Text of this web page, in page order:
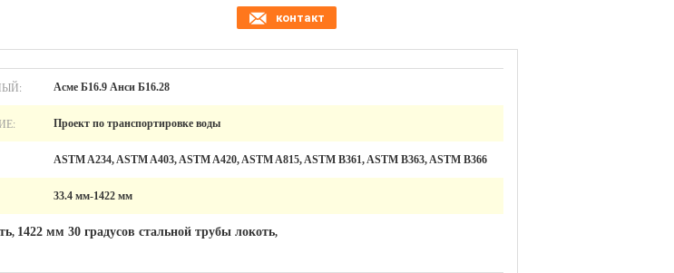
контакт
Асме Б16.9 Анси Б16.28
Проект по транспортировке воды
ASTM A234, ASTM A403, ASTM A420, ASTM A815, ASTM B361, ASTM B363, ASTM B366
33.4 мм-1422 мм
, 1422 мм 30 градусов стальной трубы локоть,